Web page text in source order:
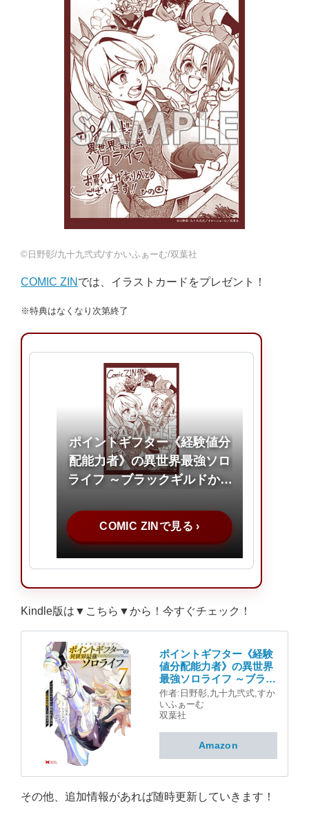
©日野彰/九十九弐式/すかいふぁーむ/双葉社
COMIC ZIN では、イラストカードをプレゼント！
※特典はなくなり次第終了
ポイントギフター《経験値分
配能力者》の異世界最強ソロ
ライフ ～ブラックギルドから
COMIC ZINで見る ›
Kindle版は ▼ こちら ▼から！今すぐチェック！
ポイントギフター《経験
値分配能力者》の異世界
最強ソロライフ ～ブラッ
クギルドから解放された
男は万能最強職として無
双する～（コミック） ：
作者: 日野彰,九十九弐式,すか
いふぁーむ
双葉社
Amazon
その他、追加情報があれば随時更新していきます！